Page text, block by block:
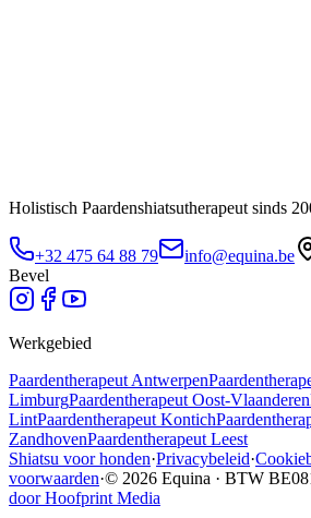
Holistisch Paardenshiatsutherapeut sinds
+32 475 64 88 79 info@equina.be
Bevel
Werkgebied
Paardentherapeut Antwerpen
LimburgPaardentherapeut Oost-Vlaanderen
LintPaardentherapeut Kontich
ZandhovenPaardentherapeut Leest
Shiatsu voor honden·Privacybeleid·
voorwaarden·© 2026 Equina · BTW
door Hoofprint Media